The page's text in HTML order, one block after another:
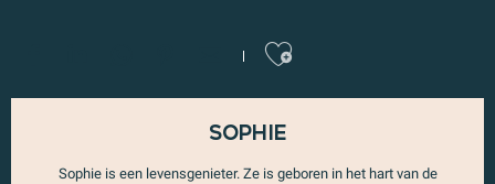
Ajouter
Sophie
Sophie is een levensgenieter. Ze is geboren in het hart van de